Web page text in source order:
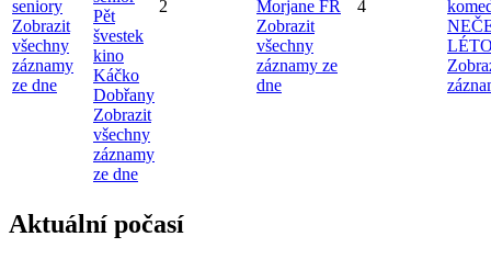
seniory
Zobrazit
všechny
záznamy
ze dne
Pět
švestek
kino
Káčko
Dobřany
Zobrazit
všechny
záznamy
ze dne
2
Morjane FR
Zobrazit
všechny
záznamy ze
dne
4
Aktuální počasí